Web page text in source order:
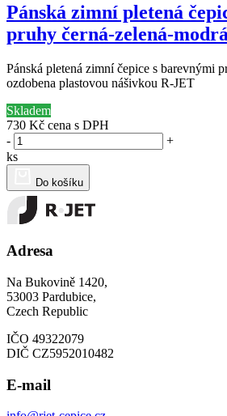
Pánská zimní pletená
pruhy černá-zelená-modrá
Pánská pletená zimní čepice s barevnými
ozdobena plastovou nášivkou R-JET
Skladem
730 Kč cena s DPH
-
+
ks
Do košíku
Adresa
Na Bukovině 1420,
53003 Pardubice,
Czech Republic
IČO 49322079
DIČ CZ5952010482
E-mail